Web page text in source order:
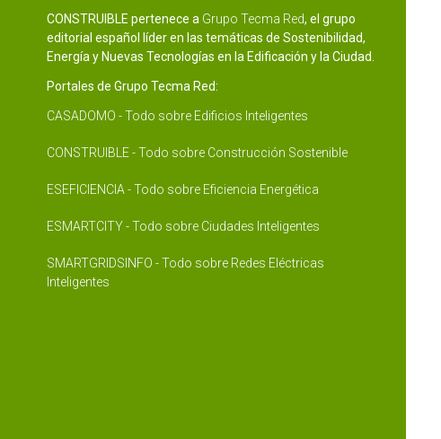
CONSTRUIBLE pertenece a Grupo Tecma Red, el grupo
editorial español líder en las temáticas de Sostenibilidad,
Energía y Nuevas Tecnologías en la Edificación y la Ciudad.
Portales de Grupo Tecma Red:
CASADOMO - Todo sobre Edificios Inteligentes
CONSTRUIBLE - Todo sobre Construcción Sostenible
ESEFICIENCIA - Todo sobre Eficiencia Energética
ESMARTCITY - Todo sobre Ciudades Inteligentes
SMARTGRIDSINFO - Todo sobre Redes Eléctricas
Inteligentes